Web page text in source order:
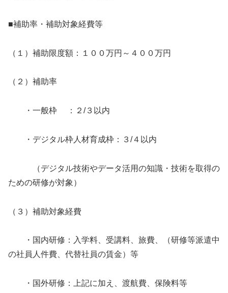
■補助率・補助対象経費等
（１）補助限度額：１００万円～４００万円
（２）補助率
・一般枠 ：２/３以内
・デジタル枠人材育成枠：３/４以内
（デジタル技術やデータ活用の知識・技術を取得の
ための研修が対象）
（３）補助対象経費
・国内研修：入学料、受講料、旅費、（研修等派遣中
の社員人件費、代替社員の賃金）等
・国外研修：上記に加え、渡航費、保険料等